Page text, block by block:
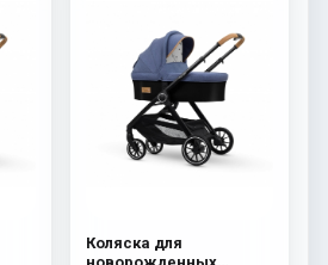
Коляска для